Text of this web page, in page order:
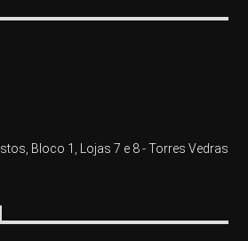
Bloco 1, Lojas 7 e 8 - Torres Vedras